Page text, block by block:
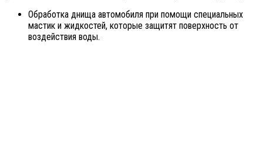
Обработка днища автомобиля при помощи специальных
мастик и жидкостей, которые защитят поверхность от
воздействия воды.